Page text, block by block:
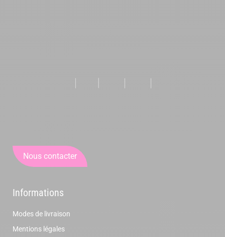
Nous contacter
Informations
Modes de livraison
Mentions légales